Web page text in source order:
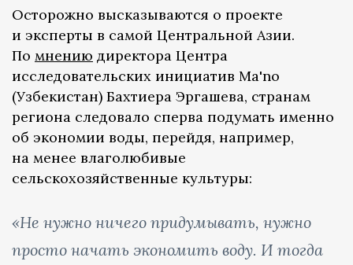
Осторожно высказываются о проекте
и эксперты в самой Центральной Азии.
По мнению директора Центра
исследовательских инициатив Ma'no
(Узбекистан) Бахтиера Эргашева, странам
региона следовало сперва подумать именно
об экономии воды, перейдя, например,
на менее влаголюбивые
сельскохозяйственные культуры:
«Не нужно ничего придумывать, нужно
просто начать экономить воду. И тогда